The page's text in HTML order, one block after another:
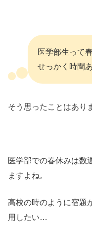
医学部生って
せっかく時間
そう思ったことはあり
医学部での春休みは数
ますよね。
高校の時のように宿題
用したい…